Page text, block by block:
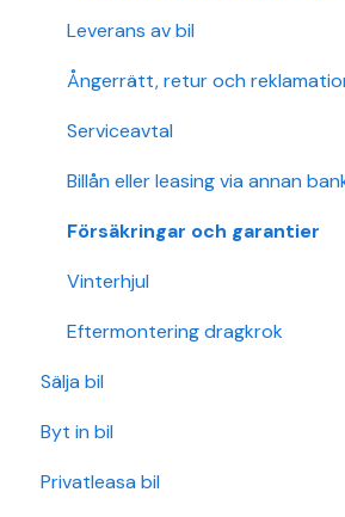
Leverans av bil
Ångerrätt, retur och
Serviceavtal
Billån eller leasing via annan
Försäkringar och garantier
Vinterhjul
Eftermontering dragkrok
Sälja bil
Upphämtning
Belånade bilar och lösenofferter
Byt in bil
Privatleasa bil